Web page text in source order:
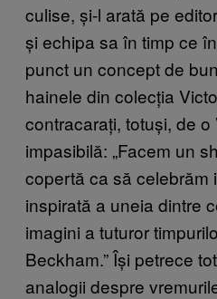
culise, și-l arată pe
și echipa sa în timp ce
punct un concept de
hainele din colecția
contracarați, totuși, de
impasibilă: „Facem un
copertă ca să celebrăm
inspirată a uneia dintre
imagini a tuturor
Beckham.” Își petrece
analogii despre